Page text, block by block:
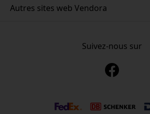
Autres sites web Vendora
Suivez-nous sur